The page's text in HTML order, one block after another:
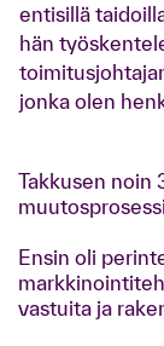
entisillä
hän
jonka olen
Takkusen noin
Ensin oli
vastuita ja